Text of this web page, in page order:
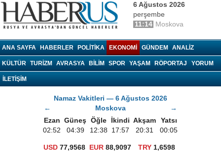
6 Ağustos 2026
perşembe
11:14 Moskova
ANA SAYFA HABERLER POLITIKA EKONOMI GÜNDEM ANALIZ
KÜLTÜR TURIZM AVRASYA BILIM SPOR YAŞAM RÖPORTAJ YORUM
İLETİŞİM
Namaz Vakitleri — 6 Ağustos 2026
←
Moskova
→
Ezan Güneş Öğle İkindi Akşam
Yatsı
02:52
04:39 12:38 17:57 20:31 00:05
USD 77,9568 EUR 88,9097 TRY1,6598